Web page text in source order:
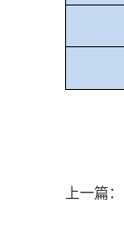
上一篇：